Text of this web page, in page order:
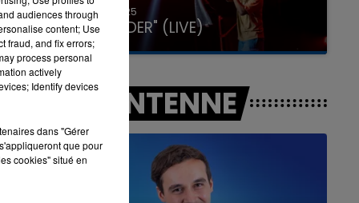
31 janvier 2025
GIMS "SPIDER" (LIVE)
A L'ANTENNE
audiences through
content; Use
fraud, and fix errors;
process personal
actively
Identify devices
dans "Gérer
que pour
cookies" situé en